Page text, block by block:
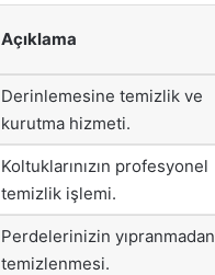
Açıklama
Derinlemesine temizlik ve
kurutma hizmeti.
Koltuklarınızın profesyonel
temizlik işlemi.
Perdelerinizin yıpranmadan
temizlenmesi.